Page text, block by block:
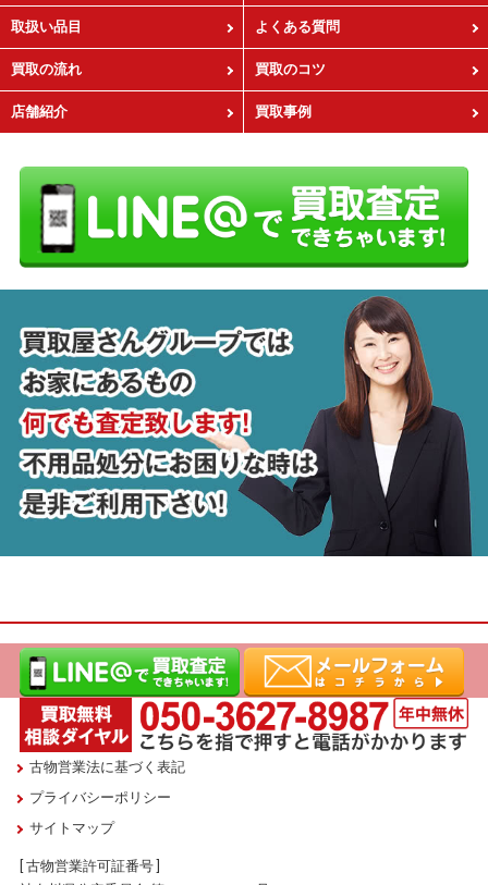
取扱い品目 よくある質問
買取の流れ 買取のコツ
店舗紹介 買取事例
古物営業法に基づく表記
プライバシーポリシー
サイトマップ
[ 古物営業許可証番号 ]